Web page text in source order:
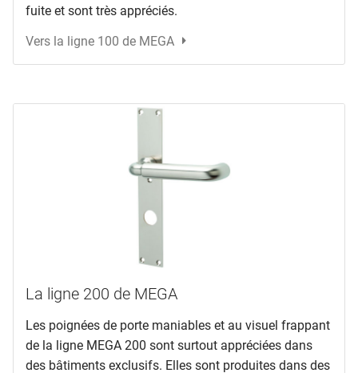
fuite et sont très appréciés.
Vers la ligne 100 de MEGA
La ligne 200 de MEGA
Les poignées de porte maniables et au visuel frappant
de la ligne MEGA 200 sont surtout appréciées dans
des bâtiments exclusifs. Elles sont produites dans des